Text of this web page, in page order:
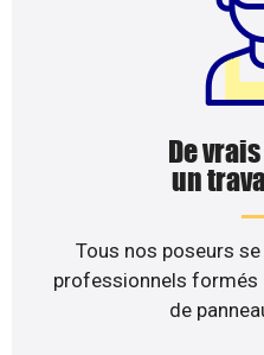
De
un
Tous nos poseurs
professionnels formés
de